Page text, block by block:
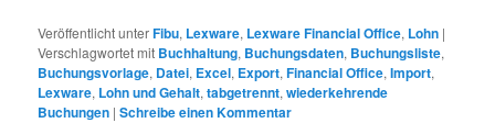
Veröffentlicht unterFibu, Lexware, Lexware Financial Office, Lohn |
Verschlagwortet mit Buchhaltung, Buchungsdaten, Buchungsliste,
Buchungsvorlage, Datei, Excel, Export,Financial Office,Import,
Lexware, Lohn und Gehalt,tabgetrennt,wiederkehrende
Buchungen |Schreibe einen Kommentar